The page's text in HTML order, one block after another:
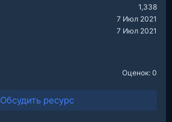
1,338
7 Июл 2021
7 Июл 2021
Оценок: 0
Обсудить ресурс